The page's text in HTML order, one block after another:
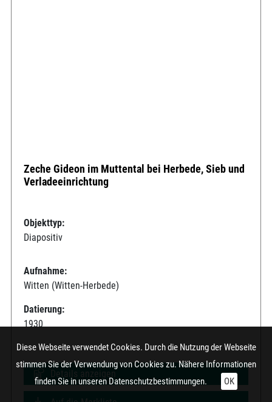
Zeche Gideon im Muttental bei Herbede, Sieb und
Verladeeinrichtung
Objekttyp:
Diapositiv
Aufnahme:
Witten (Witten-Herbede)
Datierung:
1930
Details anzeigen
Diese Webseite verwendet Cookies. Durch die Nutzung der Webseite
stimmen Sie der Verwendung von Cookies zu. Nähere Informationen
finden Sie in unseren Datenschutzbestimmungen. OK